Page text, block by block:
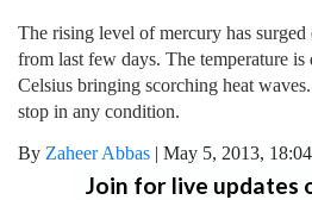
The rising level of mercury has
from last few days. The temperature
Celsius bringing scorching heat
stop in any condition.
By Zaheer Abbas | May 5, 2013,
Join for live updates